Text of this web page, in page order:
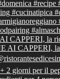
CAPPERI, la